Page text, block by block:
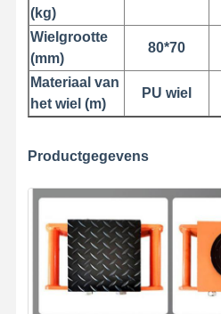
Fabrieksreis
Kroevenwielen
De trommel van de draadkabel
Kraanhoek
Eindwagen
(kg)
Wielgrootte
(mm)
80*70
Materiaal van
het wiel (m)
PU wiel
Productgegevens